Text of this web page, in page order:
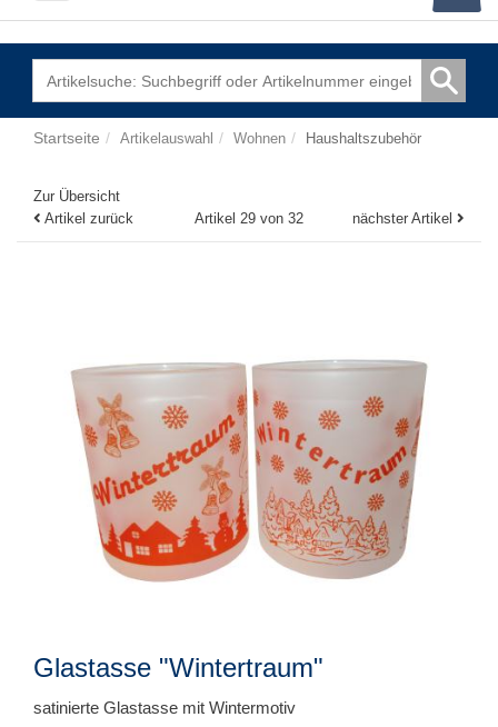
Startseite Artikelauswahl Wohnen Haushaltszubehör
Zur Übersicht
Artikel zurück
Artikel 29 von 32 nächster Artikel
Glastasse "Wintertraum"
satinierte Glastasse mit Wintermotiv